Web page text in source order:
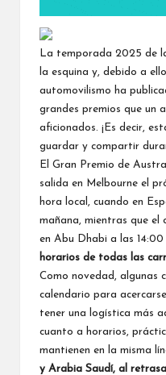
La temporada 2025 de
la esquina y, debido a
automovilismo ha
grandes premios que un
aficionados. ¡Es decir,
guardar y compartir
El Gran Premio de
salida en Melbourne el
hora local, cuando en
mañana, mientras que el
en Abu Dhabi a las 14:00
horarios de todas las
Como novedad, algunas
calendario para
tener una logística más
cuanto a horarios,
mantienen en la misma
y Arabia Saudí, al